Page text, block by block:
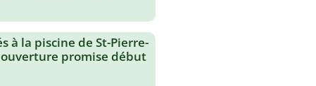
à la piscine de St-Pierre-
promise début